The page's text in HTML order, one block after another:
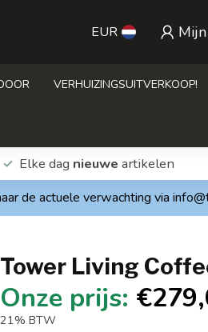
EUR
VERHUIZINGSUITVERKOOP!
Elke dag nieuwe artikelen
de actuele verwachting via
Tower Living
21% BTW